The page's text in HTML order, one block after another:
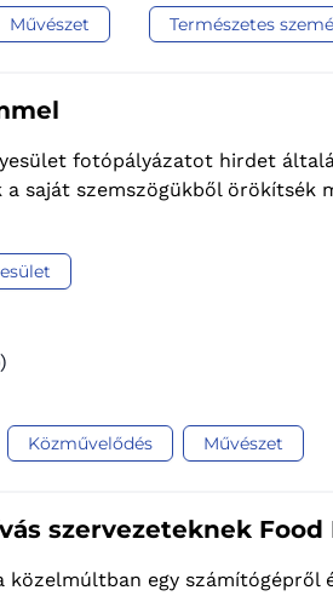
Művészet Természetes
fotópályázatot hirdet
a saját szemszögükből örökítsék
Közművelődés Művészet
szervezeteknek Food
közelmúltban egy